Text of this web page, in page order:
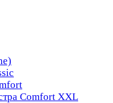
Comfort XXL